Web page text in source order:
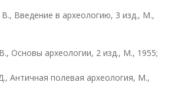
Введение в археологию, 3 изд., М.,
Основы археологии, 2 изд., М., 1955;
Античная полевая археология, М.,